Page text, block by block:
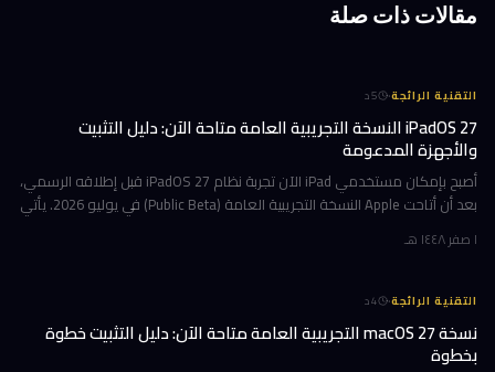
مقالات ذات صلة
التقنية الرائجة·
5د
iPadOS 27 النسخة التجريبية العامة متاحة الآن: دليل التثبيت
والأجهزة المدعومة
أصبح بإمكان مستخدمي iPad الآن تجربة نظام iPadOS 27 قبل إطلاقه الرسمي،
بعد أن أتاحت Apple النسخة التجريبية العامة (Public Beta) في يوليو 2026. يأتي
١ صفر ١٤٤٨ هـ
التقنية الرائجة·
4د
نسخة macOS 27 التجريبية العامة متاحة الآن: دليل التثبيت خطوة
بخطوة